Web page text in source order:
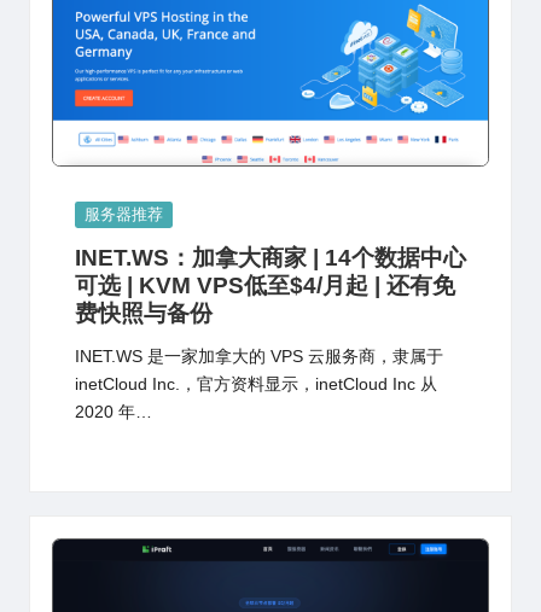
Posted
服务器推荐
INET.WS：加拿大商家 | 14个数据中心
可选 | KVM VPS低至$4/月起 | 还有免
费快照与备份
INET.WS 是一家加拿大的 VPS 云服务商，隶属于
inetCloud Inc.，官方资料显示，inetCloud Inc 从
2020 年…